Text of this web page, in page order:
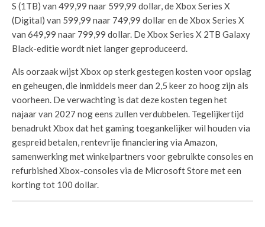
S (1TB) van 499,99 naar 599,99 dollar, de Xbox Series X
(Digital) van 599,99 naar 749,99 dollar en de Xbox Series X
van 649,99 naar 799,99 dollar. De Xbox Series X 2TB Galaxy
Black-editie wordt niet langer geproduceerd.
Als oorzaak wijst Xbox op sterk gestegen kosten voor opslag
en geheugen, die inmiddels meer dan 2,5 keer zo hoog zijn als
voorheen. De verwachting is dat deze kosten tegen het
najaar van 2027 nog eens zullen verdubbelen. Tegelijkertijd
benadrukt Xbox dat het gaming toegankelijker wil houden via
gespreid betalen, rentevrije financiering via Amazon,
samenwerking met winkelpartners voor gebruikte consoles en
refurbished Xbox-consoles via de Microsoft Store met een
korting tot 100 dollar.